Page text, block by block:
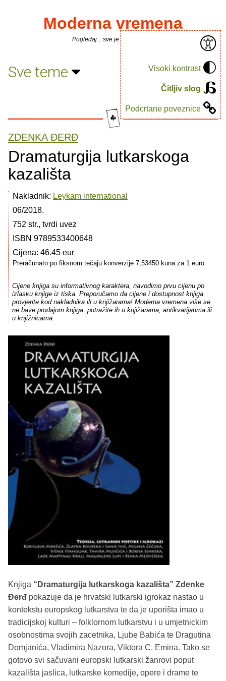
Visoki kontrast
Čitljiv slog
Podcrtane poveznice
Moderna vremena
Pogledaj... sve je puno knjiga.
Sve teme
ZDENKA ÐERĐ
Dramaturgija lutkarskoga
kazališta
Nakladnik: Leykam international
06/2018.
752 str., tvrdi uvez
ISBN 9789533400648
Cijena: 46.45 eur
Preračunato po fiksnom tečaju konverzije 7,53450 kuna za 1 euro
Cijene knjiga su informativnog karaktera, navodimo prvu cijenu po
izlasku knjige iz tiska. Preporučamo da cijene i dostupnost knjiga
provjerite kod nakladnika ili u knjižarama! Moderna vremena više se
ne bave prodajom knjiga, potražite ih u knjižarama, antikvarijatima ili
u knjižnicama.
Knjiga “Dramaturgija lutkarskoga kazališta” Zdenke
Đerđ pokazuje da je hrvatski lutkarski igrokaz nastao u
kontekstu europskog lutkarstva te da je uporišta imao u
tradicijskoj kulturi – folklornom lutkarstvu i u umjetnickim
osobnostima svojih zacetnika, Ljube Babića te Dragutina
Domjanića, Vladimira Nazora, Viktora C. Emina. Tako se
gotovo svi sačuvani europski lutkarski žanrovi poput
kazališta jaslica, lutkarske komedije, opere i drame te